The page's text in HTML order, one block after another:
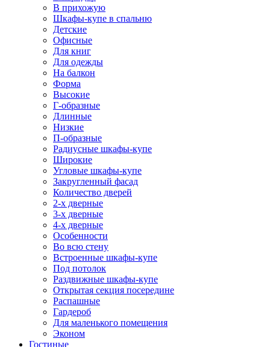
В прихожую
Шкафы-купе в спальню
Детские
Офисные
Для книг
Для одежды
На балкон
Форма
Высокие
Г-образные
Длинные
Низкие
П-образные
Радиусные шкафы-купе
Широкие
Угловые шкафы-купе
Закругленный фасад
Количество дверей
2-х дверные
3-х дверные
4-х дверные
Особенности
Во всю стену
Встроенные шкафы-купе
Под потолок
Раздвижные шкафы-купе
Открытая секция посередине
Распашные
Гардероб
Для маленького помещения
Эконом
Гостиные